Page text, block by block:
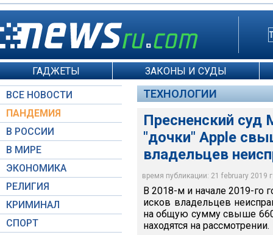
ГАДЖЕТЫ ЗАКОНЫ И СУДЫ
ВСЕ НОВОСТИ
ПАНДЕМИЯ
В РОССИИ
В МИРЕ
ЭКОНОМИКА
РЕЛИГИЯ
КРИМИНАЛ
СПОРТ
ТЕХНОЛОГИИ
Пресненский суд
"дочки" Apple
владельцев
время публикации: 21 february 2019
В 2018-м и начале 2019-го
исков владельцев
на общую сумму свыше
находятся на рассмотрении.